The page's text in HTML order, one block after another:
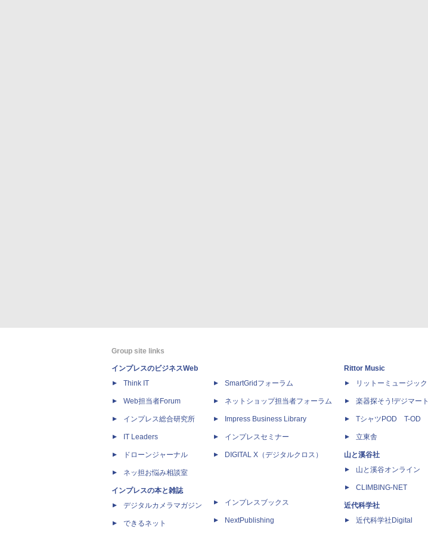
Group site links
インプレスのビジネスWeb
Think IT
Web担当者Forum
インプレス総合研究所
IT Leaders
ドローンジャーナル
ネッ担お悩み相談室
インプレスの本と雑誌
デジタルカメラマガジン
できるネット
SmartGridフォーラム
ネットショップ担当者フォーラム
Impress Business Library
インプレスセミナー
DIGITAL X（デジタルクロス）
インプレスブックス
NextPublishing
Rittor Music
リットーミュージック
楽器探そう!デジマート
TシャツPOD T-OD
立東舎
山と溪谷社
山と溪谷オンライン
CLIMBING-NET
近代科学社
近代科学社Digital